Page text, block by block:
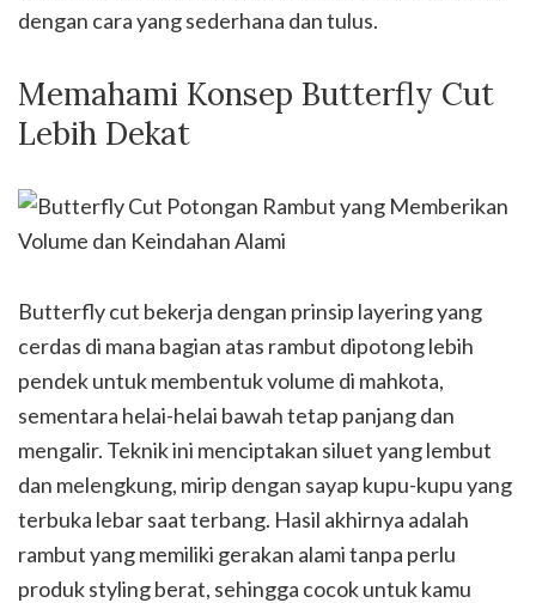
dengan cara yang sederhana dan tulus.
Memahami Konsep Butterfly Cut
Lebih Dekat
Butterfly cut bekerja dengan prinsip layering yang
cerdas di mana bagian atas rambut dipotong lebih
pendek untuk membentuk volume di mahkota,
sementara helai-helai bawah tetap panjang dan
mengalir. Teknik ini menciptakan siluet yang lembut
dan melengkung, mirip dengan sayap kupu-kupu yang
terbuka lebar saat terbang. Hasil akhirnya adalah
rambut yang memiliki gerakan alami tanpa perlu
produk styling berat, sehingga cocok untuk kamu